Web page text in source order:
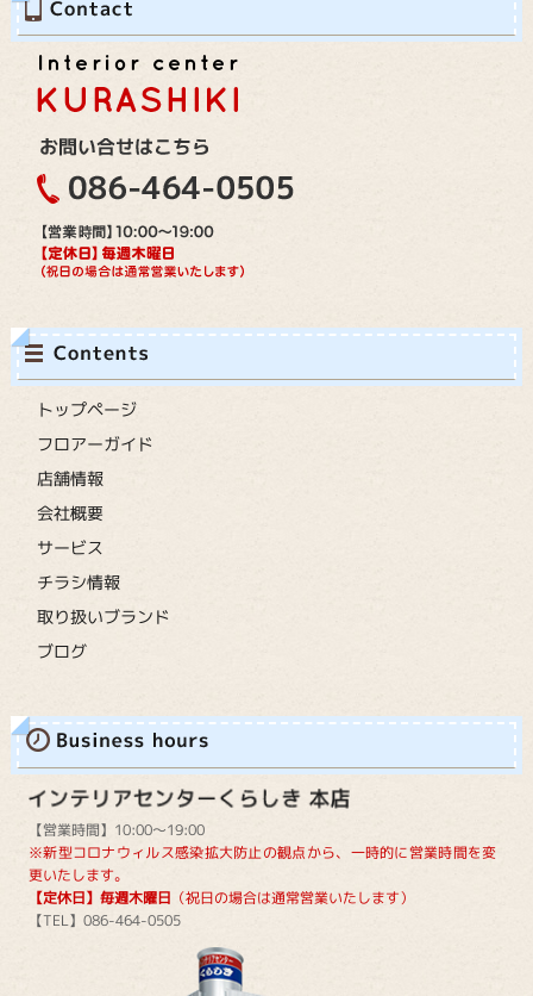
トップページ
フロアーガイド
店舗情報
会社概要
サービス
チラシ情報
取り扱いブランド
ブログ
【営業時間】10:00～19:00
※新型コロナウィルス感染拡大防止の観点から、一時的に営業時間を変
更いたします。
【定休日】毎週木曜日 （祝日の場合は通常営業いたします）
【TEL】086-464-0505